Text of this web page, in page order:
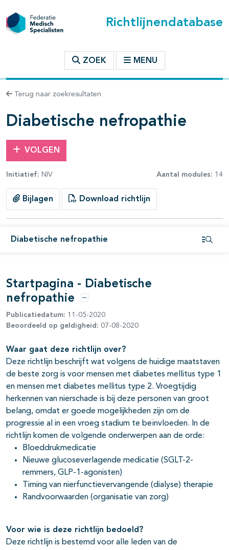
Richtlijnendatabase
ZOEK MENU
Terug naar zoekresultaten
Diabetische nefropathie
VOLGEN
Initiatief: NIV Aantal modules: 14
Bijlagen Download richtlijn
Diabetische nefropathie
binnen deze richtlijn
open- en dichtklappen
open- en dichtklappen
open- en dichtklappen
Startpagina - Diabetische
nefropathie
Opties
Publicatiedatum: 11-05-2020
Beoordeeld op geldigheid: 07-08-2020
Waar gaat deze richtlijn over?
Deze richtlijn beschrijft wat volgens de huidige maatstaven
de beste zorg is voor mensen met diabetes mellitus type 1
en mensen met diabetes mellitus type 2. Vroegtijdig
herkennen van nierschade is bij deze personen van groot
belang, omdat er goede mogelijkheden zijn om de
progressie al in een vroeg stadium te beïnvloeden. In de
richtlijn komen de volgende onderwerpen aan de orde:
Bloeddrukmedicatie
Nieuwe glucoseverlagende medicatie (SGLT-2-
remmers, GLP-1-agonisten)
Timing van nierfunctievervangende (dialyse) therapie
Randvoorwaarden (organisatie van zorg)
Voor wie is deze richtlijn bedoeld?
Deze richtlijn is bestemd voor alle leden van de